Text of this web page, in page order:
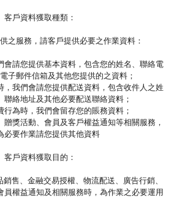
客戶資料獲取種類：
之服務，請客戶提供必要之作業資料：
會請您提供基本資料，包含您的姓名、聯絡電
子郵件信箱及其他您提供的之資料；
，我們會請您提供配送資料，包含收件人之姓
聯絡地址及其他必要配送聯絡資料；
行為時，我們會留存您的賬務資料；
獎活動、會員及客戶權益通知等相關服務，
必要作業請您提供其他資料
客戶資料獲取目的：
、金融交易授權、物流配送、廣告行銷、
員權益通知及相關服務時，為作業之必要運用